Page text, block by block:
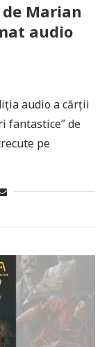
Marian
audio
audio a cărții
fantastice” de
pe